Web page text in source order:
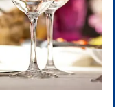
応させてもらって
と一緒に羽田空港
京滞在中、ご要望
でお手伝いさせて